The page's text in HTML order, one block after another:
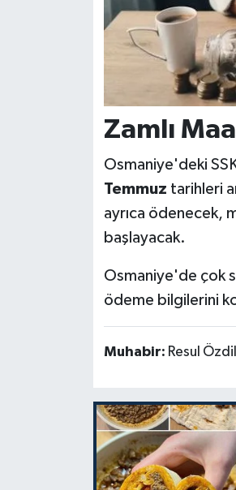
Zamlı
Osmaniye'deki
Temmuz tarihleri
ayrıca ödenecek,
başlayacak.
Osmaniye'de çok
ödeme bilgilerini
Muhabir: Resul Özdil